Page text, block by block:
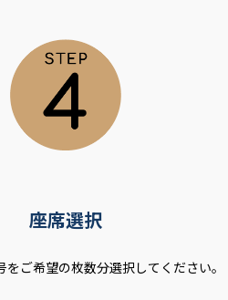
座席選択
をご希望の枚数分選択してください。